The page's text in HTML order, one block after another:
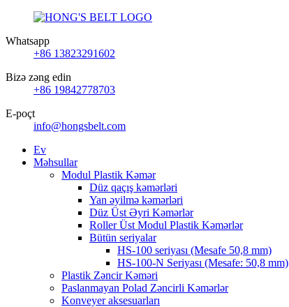
Whatsapp
+86 13823291602
Bizə zəng edin
+86 19842778703
E-poçt
info@hongsbelt.com
Ev
Məhsullar
Modul Plastik Kəmər
Düz qaçış kəmərləri
Yan əyilmə kəmərləri
Düz Üst Əyri Kəmərlər
Roller Üst Modul Plastik Kəmərlər
Bütün seriyalar
HS-100 seriyası (Mesafe 50,8 mm)
HS-100-N Seriyası (Mesafe: 50,8 mm)
Plastik Zəncir Kəməri
Paslanmayan Polad Zəncirli Kəmərlər
Konveyer aksesuarları